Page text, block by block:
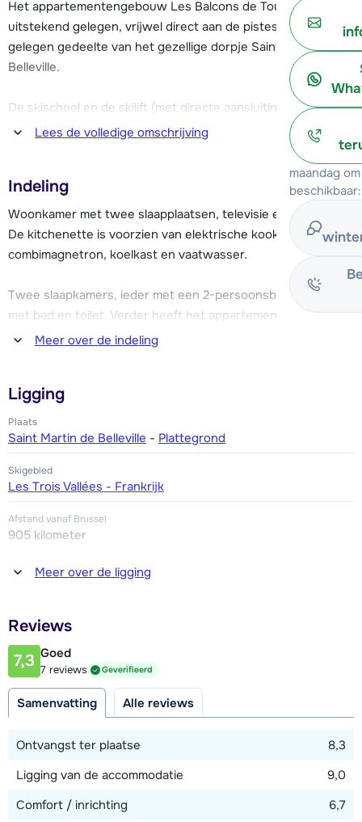
maandag
beschikbaar:
Het appartementengebouw Les Balcons de Tougnettes is
uitstekend gelegen, vrijwel direct aan de pistes in het hoger
gelegen gedeelte van het gezellige dorpje Saint Martin de
Belleville.
De skischool en de skilift (met directe aansluiting op Les
Menuires en Méribel) ligt op ca. 150 meter van de
appartementen. Op ca. 300 meter, bereikbaar via het
(gedeeltelijk) overdekte trappenhuis, is het centrum met o.a.
diverse restaurants, bars en winkels.
Er is een skiberging aanwezig.
Lees de volledige omschrijving
Indeling
Woonkamer met twee slaapplaatsen, televisie en eethoek.
De kitchenette is voorzien van elektrische kookplaten, grill,
combimagnetron, koelkast en vaatwasser.
Twee slaapkamers, ieder met een 2-persoonsbed. Badkamer
met bad en toilet. Verder heeft het appartement een balkon
op het noord-oosten.
aanwezig).
Meer over de indeling
Ligging
Plaats
Saint Martin de Belleville - Plattegrond
Skigebied
Les Trois Vallées - Frankrijk
Afstand vanaf Brussel
905 kilometer
Afstand tot winkel(s)
150 - 300 meter
300 meter
Afstand tot piste
50 - 100 meter
Meer over de ligging
Reviews
7,3 Goed
7 reviews Geverifieerd
Samenvatting Alle reviews
Ontvangst ter plaatse
8,3
Ligging van de accommodatie
9,0
Comfort / inrichting
6,7